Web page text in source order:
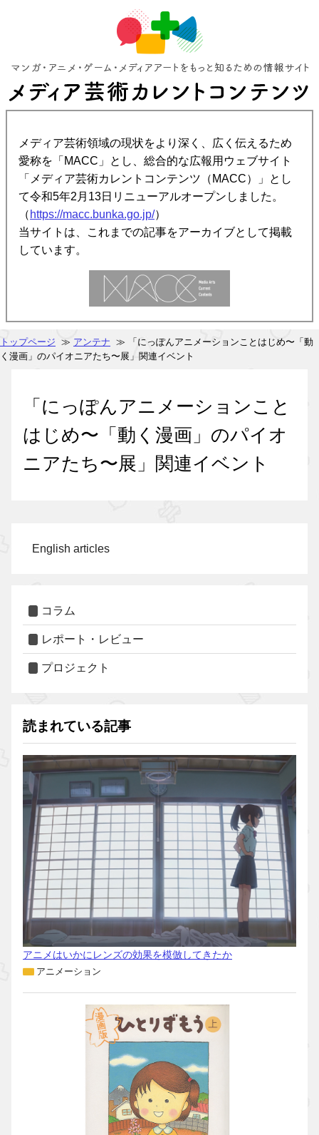
メディア芸術領域の現状をより深く、広く伝えるため
愛称を「MACC」とし、総合的な広報用ウェブサイト
「メディア芸術カレントコンテンツ（MACC）」とし
て令和5年2月13日リニューアルオープンしました。
（ https://macc.bunka.go.jp/）
当サイトは、これまでの記事をアーカイブとして掲載
しています。
トップページ ≫ アンテナ ≫ 「にっぽんアニメーションことはじめ〜「動
く漫画」のパイオニアたち〜展」関連イベント
「にっぽんアニメーションこと
はじめ〜「動く漫画」のパイオ
ニアたち〜展」関連イベント
English articles
コラム
レポート・レビュー
プロジェクト
読まれている記事
アニメはいかにレンズの効果を模倣してきたか
アニメーション